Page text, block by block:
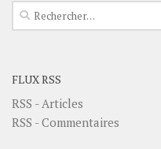
Rechercher :
FLUX RSS
RSS - Articles
RSS - Commentaires